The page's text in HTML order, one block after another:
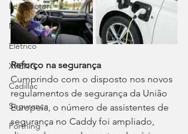
Leapmotor
McLaren
Elétrico
XPENG
Cadillac
Segurança
Forthing
Reforço na segurança
Cumprindo com o disposto nos novos
regulamentos de segurança da União
Europeia, o número de assistentes de
segurança no Caddy foi ampliado,